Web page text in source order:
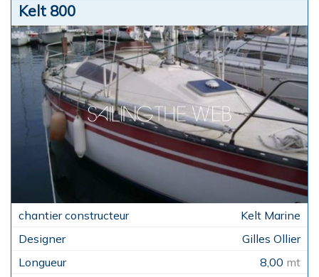
Kelt 800
Kelt Marine
Gilles Ollier
8,00 mt